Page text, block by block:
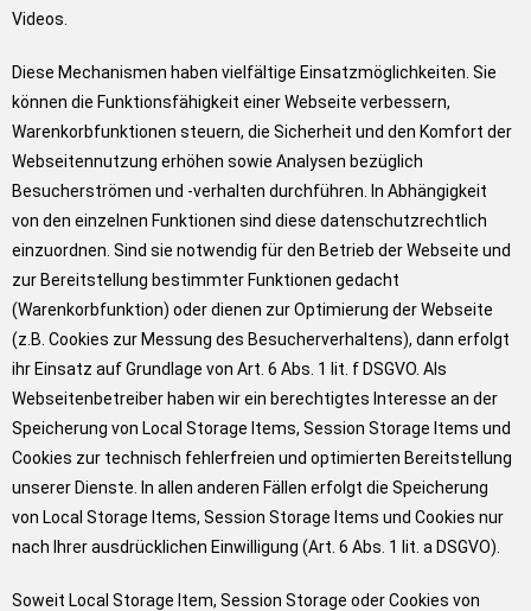
Videos.
Diese Mechanismen haben vielfältige Einsatzmöglichkeiten. Sie
können die Funktionsfähigkeit einer Webseite verbessern,
Warenkorbfunktionen steuern, die Sicherheit und den Komfort der
Webseitennutzung erhöhen sowie Analysen bezüglich
Besucherströmen und -verhalten durchführen. In Abhängigkeit
von den einzelnen Funktionen sind diese datenschutzrechtlich
einzuordnen. Sind sie notwendig für den Betrieb der Webseite und
zur Bereitstellung bestimmter Funktionen gedacht
(Warenkorbfunktion) oder dienen zur Optimierung der Webseite
(z.B. Cookies zur Messung des Besucherverhaltens), dann erfolgt
ihr Einsatz auf Grundlage von Art. 6 Abs. 1 lit. f DSGVO. Als
Webseitenbetreiber haben wir ein berechtigtes Interesse an der
Speicherung von Local Storage Items, Session Storage Items und
Cookies zur technisch fehlerfreien und optimierten Bereitstellung
unserer Dienste. In allen anderen Fällen erfolgt die Speicherung
von Local Storage Items, Session Storage Items und Cookies nur
nach Ihrer ausdrücklichen Einwilligung (Art. 6 Abs. 1 lit. a DSGVO).
Soweit Local Storage Item, Session Storage oder Cookies von